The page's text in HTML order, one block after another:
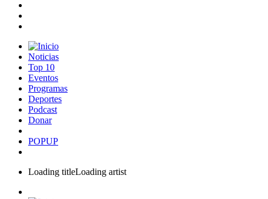
Noticias
Top 10
Eventos
Programas
Deportes
Podcast
Donar
POPUP
Loading titleLoading artist